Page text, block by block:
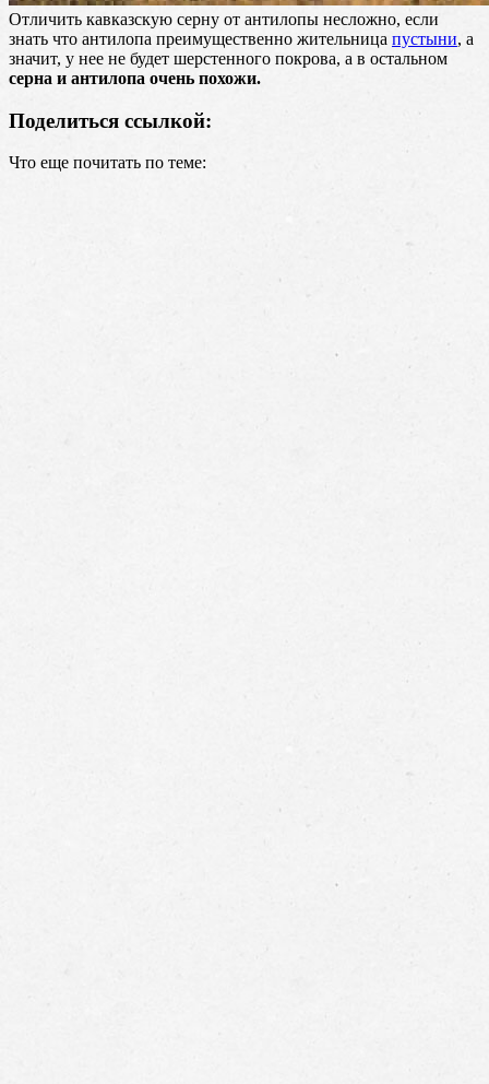
Отличить кавказскую серну от антилопы несложно, если
знать что антилопа преимущественно жительница пустыни, а
значит, у нее не будет шерстенного покрова, а в остальном
серна и антилопа очень похожи.
Поделиться ссылкой:
Что еще почитать по теме: